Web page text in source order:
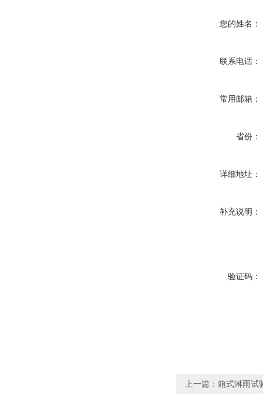
您的姓名：
联系电话：
常用邮箱：
省份：
详细地址：
补充说明：
验证码：
上一篇： 箱式淋雨试